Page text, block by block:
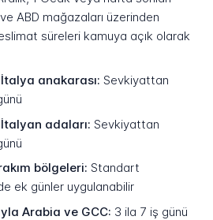
ABD mağazaları üzerinden
süreleri kamuya açık olarak
İtalya anakarası: Sevkiyattan
İtalyan adaları: Sevkiyattan
bölgeleri: Standart
ek günler uygulanabilir
Arabia ve GCC: 3 ila 7 iş günü